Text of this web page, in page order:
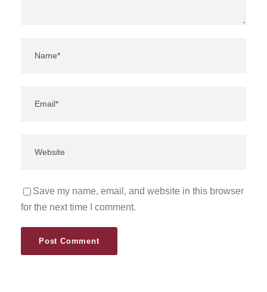
Save my name, email, and website in this browser
for the next time I comment.